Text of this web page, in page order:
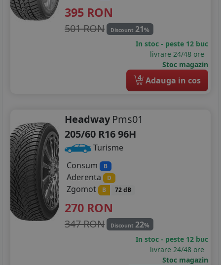
395 RON
501 RON Discount 21%
In stoc - peste 12 buc
livrare 24/48 ore
Stoc magazin
4 Adauga in cos
Headway Pms01
205/60 R16 96H
Turisme
Consum
B
Aderenta D
Zgomot B 72 dB
270 RON
347 RON Discount 22%
In stoc - peste 12 buc
livrare 24/48 ore
Stoc magazin